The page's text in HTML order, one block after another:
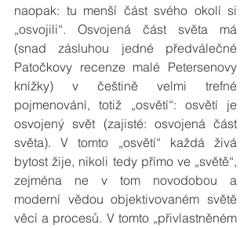
naopak: tu menší část svého okolí si
„osvojili“. Osvojená část světa má
(snad zásluhou jedné předválečné
Patočkovy recenze malé Petersenovy
knížky) v češtině velmi trefné
pojmenování, totiž „osvětí“: osvětí je
osvojený svět (zajisté: osvojená část
světa). V tomto „osvětí“ každá živá
bytost žije, nikoli tedy přímo ve „světě“,
zejména ne v tom novodobou a
moderní vědou objektivovaném světě
věcí a procesů. V tomto „přivlastněném